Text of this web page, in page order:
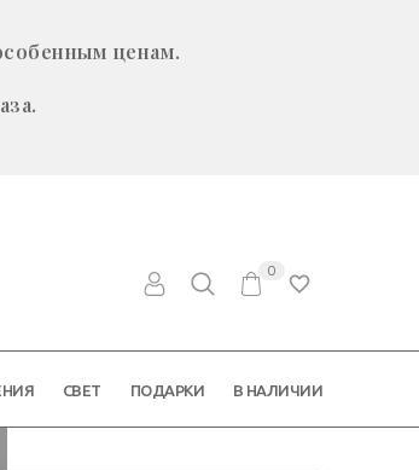
ценам.
0
СВЕТ ПОДАРКИ В НАЛИЧИИ